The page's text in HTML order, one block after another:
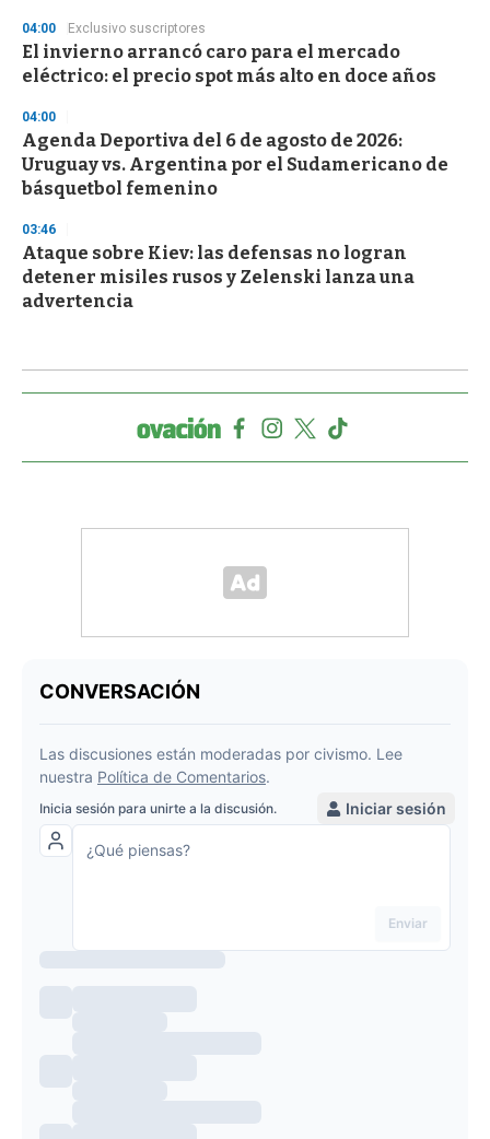
04:00 Exclusivo suscriptores
El invierno arrancó caro para el mercado
eléctrico: el precio spot más alto en doce años
04:00
Agenda Deportiva del 6 de agosto de 2026:
Uruguay vs. Argentina por el Sudamericano de
básquetbol femenino
03:46
Ataque sobre Kiev: las defensas no logran
detener misiles rusos y Zelenski lanza una
advertencia